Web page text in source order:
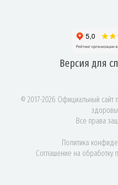
Версия для
© 2017-2026 Официальный сайт
Все права
Политика
Соглашение на обработку